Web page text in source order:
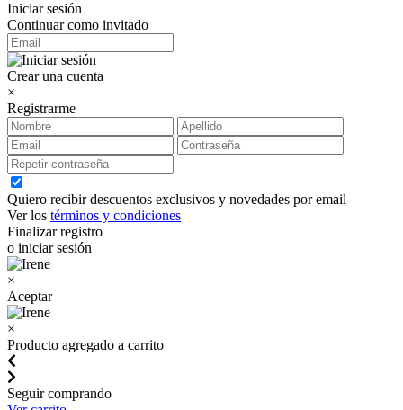
Iniciar sesión
Continuar como invitado
Crear una cuenta
×
Registrarme
Quiero recibir descuentos exclusivos y novedades por email
Ver los términos y condiciones
Finalizar registro
o iniciar sesión
×
Aceptar
×
Producto agregado a carrito
Seguir comprando